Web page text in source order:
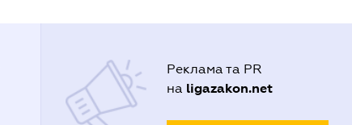
Реклама та PR
на ligazakon.net